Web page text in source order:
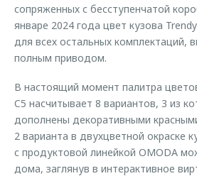
сопряженных с бесступенчатой
январе 2024 года цвет кузова
для всех остальных комплектаций,
полным приводом.
В настоящий момент палитра
C5 насчитывает 8 вариантов, 3 из
дополнены декоративными
2 варианта в двухцветной окраске
с продуктовой линейкой OMODA
дома, заглянув в интерактивное